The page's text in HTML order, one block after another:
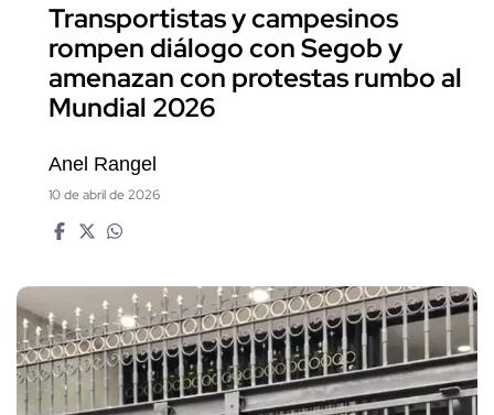
Transportistas y campesinos
rompen diálogo con Segob y
amenazan con protestas rumbo al
Mundial 2026
Anel Rangel
10 de abril de 2026